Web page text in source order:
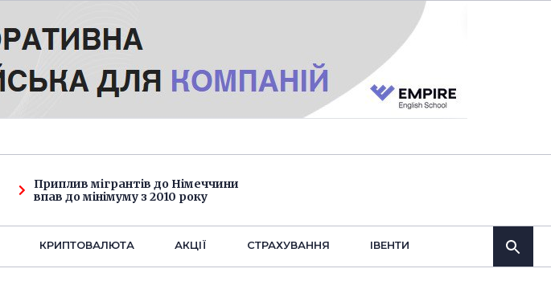
Приплив мігрантів до Німеччини
впав до мінімуму з 2010 року
КРИПТОВАЛЮТА АКЦІЇ СТРАХУВАННЯ IВЕНТИ